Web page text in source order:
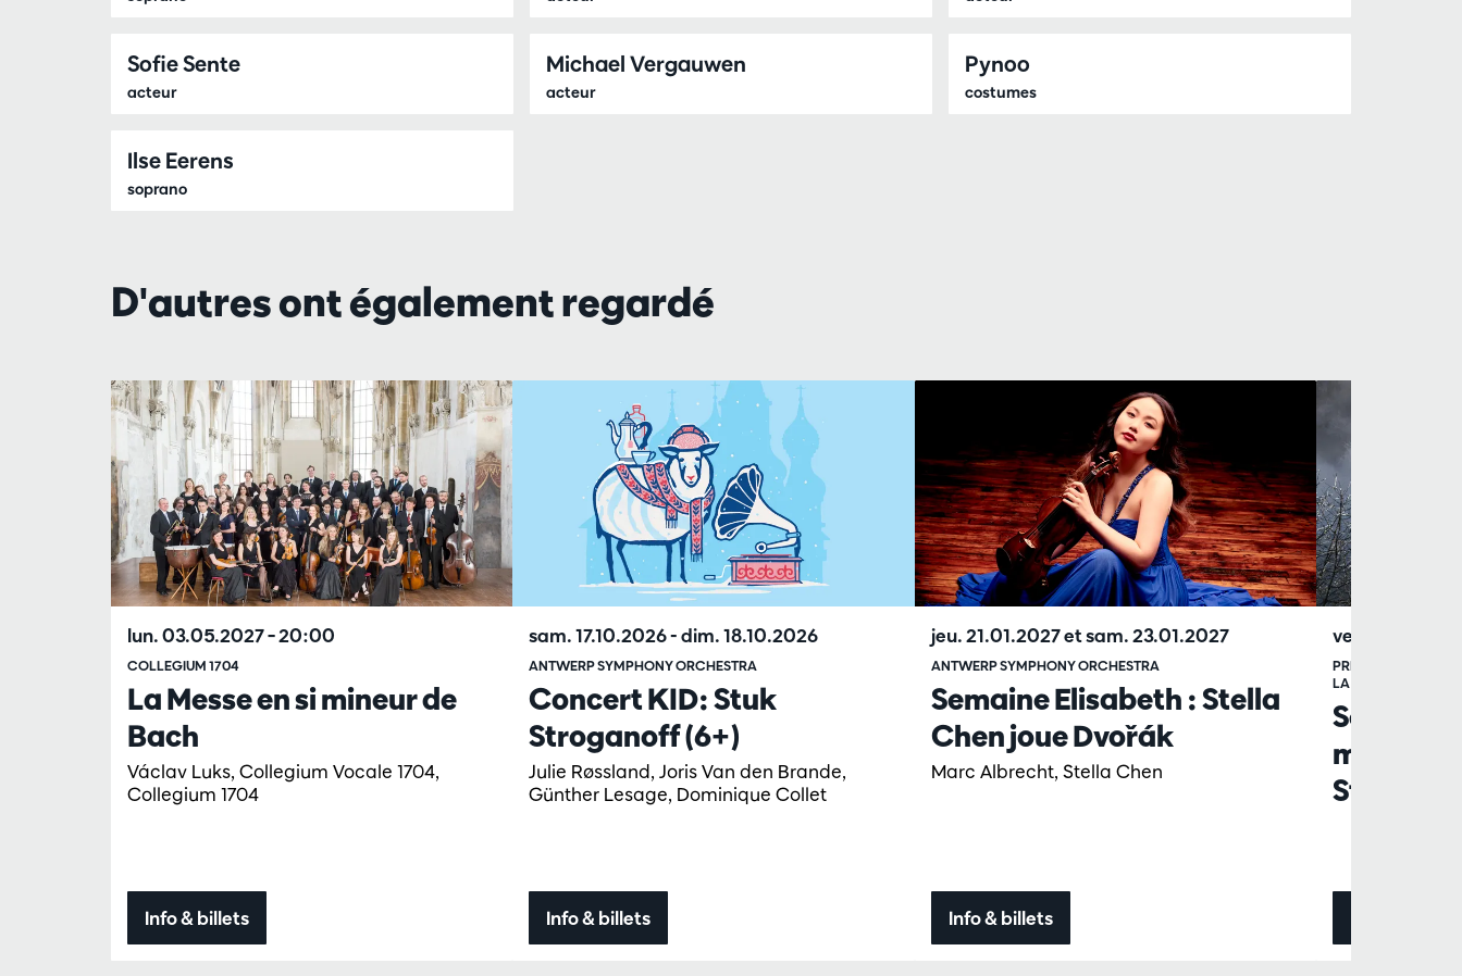
Sofie Sente
acteur
Michael Vergauwen
acteur
Pynoo
costumes
Ilse Eerens
soprano
D'autres ont également regardé
La Messe en si mineur de
Bach
Václav Luks, Collegium Vocale 1704,
Collegium 1704
COLLEGIUM 1704
lun. 03.05.2027– 20:00
Info & billets
Concert KID: Stuk
Stroganoff (6+)
Julie Røssland, Joris Van den Brande,
Günther Lesage, Dominique Collet
ANTWERP SYMPHONY ORCHESTRA
sam. 17.10.2026-dim. 18.10.2026
Info & billets
Semaine Elisabeth : Stella
Chen joue Dvořák
Marc Albrecht, Stella Chen
ANTWERP SYMPHONY ORCHESTRA
jeu. 21.01.2027etsam. 23.01.2027
Info & billets
Semaine
musique
Stella
PRINCIPAUX DE
LA CHAPELLE
ven.